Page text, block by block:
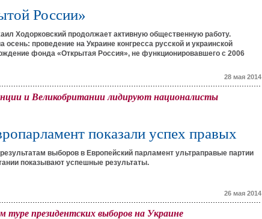
России»
Ходорковский продолжает активную общественную работу.
осень: проведение на Украине конгресса русской и украинской
фонда «Открытая Россия», не функционировавшего с 2006
28 мая 2014
и Великобритании лидируют националисты
показали успех правых
выборов в Европейский парламент ультраправые партии
показывают успешные результаты.
26 мая 2014
президентских выборов на Украине